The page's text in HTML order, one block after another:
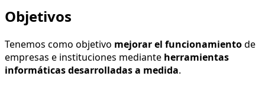
Objetivos
Tenemos como objetivo mejorar el funcionamientode
empresas e instituciones mediante herramientas
informáticas desarrolladas a medida.